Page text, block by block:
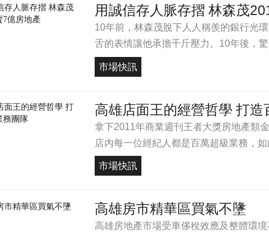
用誠信存人脈存摺 林森茂
10年前，林森茂脫下人人稱羨的銀行光
舌的表情讓他承擔千斤壓力。10年後，
市場快訊
高雄店面王的經營哲學 打造
拿下2011年商業週刊王者大獎房地產類
店內每一位經紀人都是百萬超級業務，
市場快訊
高雄房市精華區買氣不墬
高雄房地產市場受車侈稅效應及整體環